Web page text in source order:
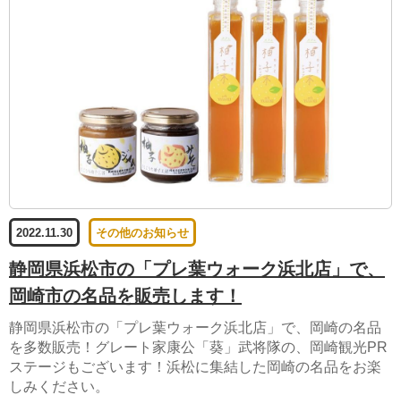
2022.11.30 その他のお知らせ
静岡県浜松市の「プレ葉ウォーク浜北店」で、
岡崎市の名品を販売します！
静岡県浜松市の「プレ葉ウォーク浜北店」で、岡崎の名品
を多数販売！グレート家康公「葵」武将隊の、岡崎観光PR
ステージもございます！浜松に集結した岡崎の名品をお楽
しみください。